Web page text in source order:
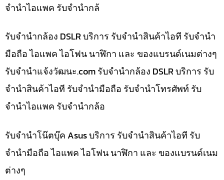
จำนำไอแพค รับจำนำกล้
รับจำนำกล้อง DSLR บริการ รับจำนำสินค้าไอที รับจำนำ
มือถือ ไอแพค ไอโฟน นาฬิกา และ ของแบรนด์เนมต่างๆ
รับจํานําแจ้งวัฒนะ.com รับจำนำกล้อง DSLR บริการ รับ
จำนำสินค้าไอที รับจำนำมือถือ รับจำนำโทรศัพท์ รับ
จำนำไอแพค รับจำนำกล้อ
รับจำนำโน๊ตบุ๊ค Asus บริการ รับจำนำสินค้าไอที รับ
จำนำมือถือ ไอแพค ไอโฟน นาฬิกา และ ของแบรนด์เนม
ต่างๆ